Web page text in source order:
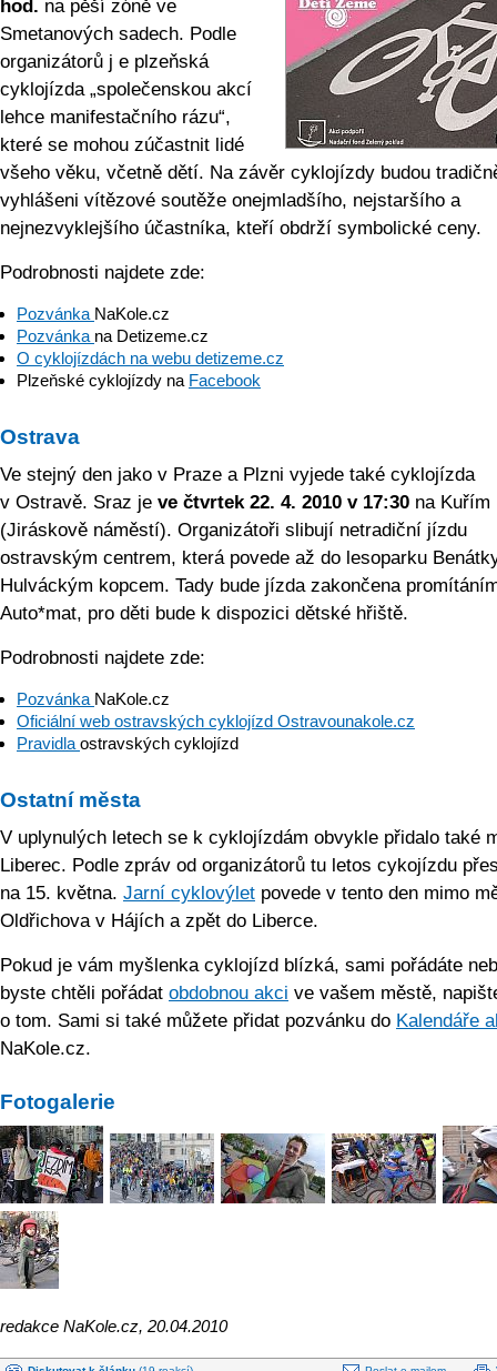
hod. na pěší zóně ve
Smetanových sadech. Podle
organizátorů j e plzeňská
cyklojízda „společenskou akcí
lehce manifestačního rázu“,
které se mohou zúčastnit lidé
všeho věku, včetně dětí. Na závěr cyklojízdy budou
vyhlášeni vítězové soutěže onejmladšího, nejstaršího a
nejnezvyklejšího účastníka, kteří obdrží symbolické ceny.
Podrobnosti najdete zde:
Pozvánka NaKole.cz
Pozvánka na Detizeme.cz
O cyklojízdách na webu detizeme.cz
Plzeňské cyklojízdy na Facebook
Ostrava
Ve stejný den jako v Praze a Plzni vyjede také cyklojízda
v Ostravě. Sraz je ve čtvrtek 22. 4. 2010 v 17:30 na Kuřím
(Jiráskově náměstí). Organizátoři slibují netradiční jízdu
ostravským centrem, která povede až do lesoparku
Hulváckým kopcem. Tady bude jízda zakončena
Auto*mat, pro děti bude k dispozici dětské hřiště.
Podrobnosti najdete zde:
Pozvánka NaKole.cz
Oficiální web ostravských cyklojízd Ostravounakole.cz
Pravidla ostravských cyklojízd
Ostatní města
V uplynulých letech se k cyklojízdám obvykle přidalo také
Liberec. Podle zpráv od organizátorů tu letos cykojízdu
na 15. května. Jarní cyklovýlet povede v tento den mimo
Oldřichova v Hájích a zpět do Liberce.
Pokud je vám myšlenka cyklojízd blízká, sami pořádáte
byste chtěli pořádat obdobnou akci ve vašem městě,
o tom. Sami si také můžete přidat pozvánku do Kalendáře
NaKole.cz.
Fotogalerie
redakce NaKole.cz, 20.04.2010